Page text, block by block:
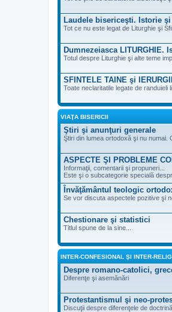
Laudele bisericeşti. Istorie
Tot ce nu este legat de Liturghie şi
Dumnezeiasca LITURGHIE.
Totul despre Liturghie şi alte teme
SFINTELE TAINE şi
Toate neclaritatile legate de randuieli
VIAŢA BISERICII
Ştiri şi anunţuri generale
Ştiri din lumea ortodoxă şi nu
ASPECTE ŞI PROBLEME
Informaţii, comentarii şi propuneri...
Este şi o subcategorie specială
Învăţământul teologic
Se vor discuta aspectele pozitive şi
Chestionare şi statistici
Titlul spune de la sine...
INTER-CONFESIONAL ŞI INTER-
Despre romano-catolici,
Diferenţe şi asemănări
Protestantismul şi neo-
Discuţii despre diferenţele de